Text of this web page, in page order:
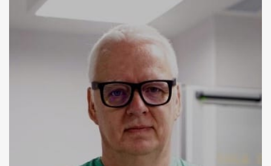
Zarząd
Rada Fundacji
Rada Programowa
Wolontariusze
Sprawozdania
Kongres
O Kongresie
Kongres 2020